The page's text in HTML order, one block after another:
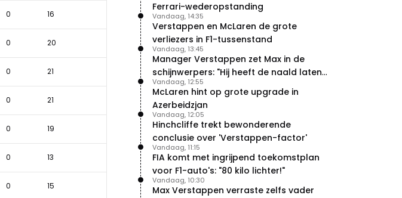
0 16
0 20
0 21
0 21
0 19
0 13
0 15
Ferrari-wederopstanding
Verstappen en McLaren de grote
verliezers in F1-tussenstand
Vandaag, 14:35
Manager Verstappen zet Max in de
schijnwerpers: "Hij heeft de naald laten
bewegen"
Vandaag, 13:45
McLaren hint op grote upgrade in
Azerbeidzjan
Vandaag, 12:55
Hinchcliffe trekt bewonderende
conclusie over 'Verstappen-factor'
Vandaag, 12:05
FIA komt met ingrijpend toekomstplan
voor F1-auto's: "80 kilo lichter!"
Vandaag, 11:15
Max Verstappen verraste zelfs vader
Vandaag, 10:30